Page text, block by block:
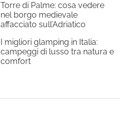
Torre di Palme: cosa vedere
nel borgo medievale
affacciato sull’Adriatico
I migliori glamping in Italia:
campeggi di lusso tra natura e
comfort